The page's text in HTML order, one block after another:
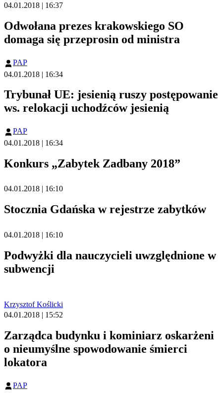
04.01.2018 | 16:37
Odwołana prezes krakowskiego SO
domaga się przeprosin od ministra
PAP
04.01.2018 | 16:34
Trybunał UE: jesienią ruszy postępowanie
ws. relokacji uchodźców jesienią
PAP
04.01.2018 | 16:34
Konkurs „Zabytek Zadbany 2018”
04.01.2018 | 16:10
Stocznia Gdańska w rejestrze zabytków
04.01.2018 | 16:10
Podwyżki dla nauczycieli uwzględnione w
subwencji
Krzysztof Koślicki
04.01.2018 | 15:52
Zarządca budynku i kominiarz oskarżeni
o nieumyślne spowodowanie śmierci
lokatora
PAP